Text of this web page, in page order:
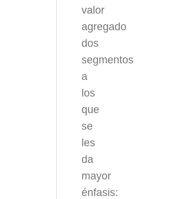
valor
agregado
dos
segmentos
a
los
que
se
les
da
mayor
énfasis: